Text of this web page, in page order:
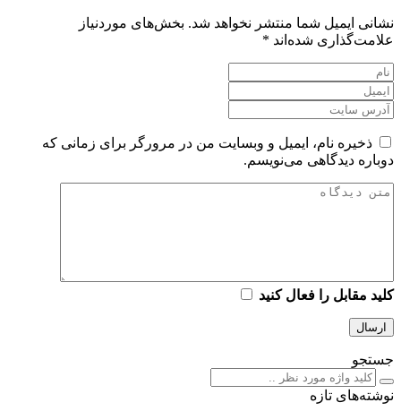
نشانی ایمیل شما منتشر نخواهد شد. بخش‌های موردنیاز
علامت‌گذاری شده‌اند *
ذخیره نام، ایمیل و وبسایت من در مرورگر برای زمانی که
دوباره دیدگاهی می‌نویسم.
کلید مقابل را فعال کنید
جستجو
نوشته‌های تازه